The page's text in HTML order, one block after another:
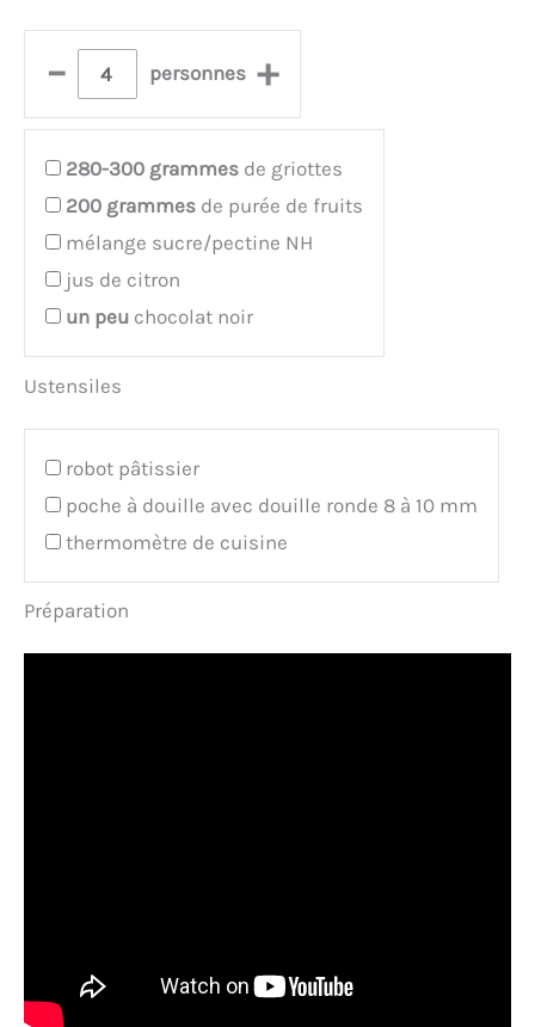
– personnes +
280-300 grammes de griottes
200 grammes de purée de fruits
mélange sucre/pectine NH
jus de citron
un peu chocolat noir
Ustensiles
robot pâtissier
poche à douille avec douille ronde 8 à 10 mm
thermomètre de cuisine
Préparation